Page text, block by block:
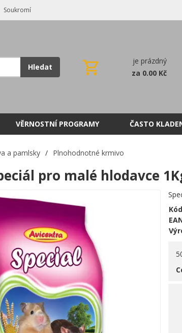
Soukromí
Hledat
je prázdný
za 0.00 Kč
VĚRNOSTNÍ PROGRAMY ČASTO
a pamlsky / Plnohodnotné krmivo
pro malé hlodavce